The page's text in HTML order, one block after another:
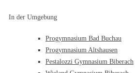
In der Umgebung
Progymnasium Bad Buchau
Progymnasium Altshausen
Pestalozzi Gymnasium Biberach